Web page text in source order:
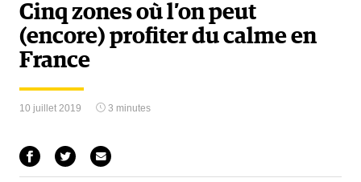
Cinq zones où l’on peut
(encore) profiter du calme en
France
10 juillet 2019 3 minutes